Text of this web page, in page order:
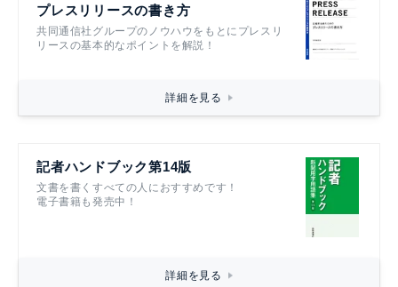
プレスリリースの書き方
共同通信社グループのノウハウをもとにプレスリ
リースの基本的なポイントを解説！
詳細を見る
記者ハンドブック第14版
文書を書くすべての人におすすめです！
電子書籍も発売中！
詳細を見る